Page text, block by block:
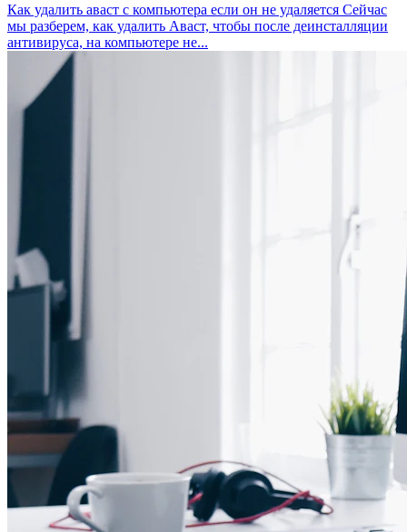
Как удалить аваст с компьютера если он не удаляется Сейчас
мы разберем, как удалить Аваст, чтобы после деинсталляции
антивируса, на компьютере не...